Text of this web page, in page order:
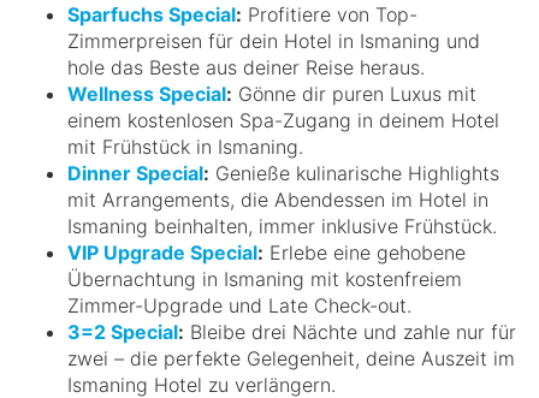
Sparfuchs Special: Profitiere von Top-
Zimmerpreisen für dein Hotel in Ismaning und
hole das Beste aus deiner Reise heraus.
Wellness Special: Gönne dir puren Luxus mit
einem kostenlosen Spa-Zugang in deinem Hotel
mit Frühstück in Ismaning.
Dinner Special: Genieße kulinarische Highlights
mit Arrangements, die Abendessen im Hotel in
Ismaning beinhalten, immer inklusive Frühstück.
VIP Upgrade Special: Erlebe eine gehobene
Übernachtung in Ismaning mit kostenfreiem
Zimmer-Upgrade und Late Check-out.
3=2 Special: Bleibe drei Nächte und zahle nur für
zwei – die perfekte Gelegenheit, deine Auszeit im
Ismaning Hotel zu verlängern.